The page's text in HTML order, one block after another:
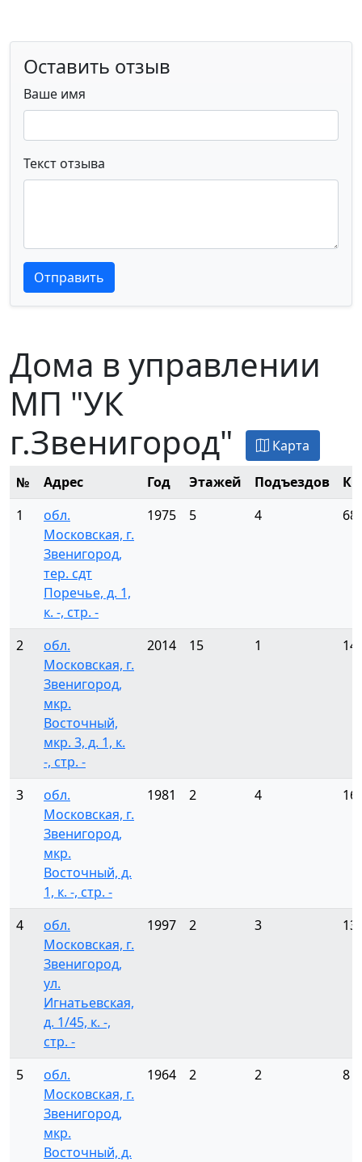
Оставить отзыв
Ваше имя
Текст отзыва
Текст отзыва
Текст отзыва
Отправить
Дома в управлении
МП "УК
г.Звенигород"
Карта
№ Адрес Год Этажей Подъездов
1
обл.
Московская, г.
Звенигород,
тер. сдт
Поречье, д. 1,
к. -, стр. -
1975 5 4 68
2
обл.
Московская, г.
Звенигород,
мкр.
Восточный,
мкр. 3, д. 1, к.
-, стр. -
2014 15 1
3
обл.
Московская, г.
Звенигород,
мкр.
Восточный, д.
1, к. -, стр. -
1981 2 4 16
4
обл.
Московская, г.
Звенигород,
ул.
Игнатьевская,
д. 1/45, к. -,
стр. -
1997 2 3 13
5
обл.
Московская, г.
Звенигород,
мкр.
Восточный, д.
1964 2 2 8